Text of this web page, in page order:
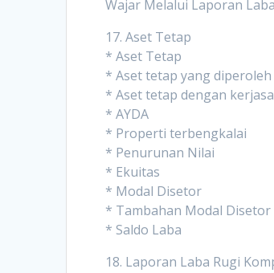
Wajar Melalui Laporan
17. Aset Tetap
* Aset Tetap
* Aset tetap yang
* Aset tetap dengan
* AYDA
* Properti terbengkalai
* Penurunan Nilai
* Ekuitas
* Modal Disetor
* Tambahan Modal Disetor
* Saldo Laba
18. Laporan Laba Rugi